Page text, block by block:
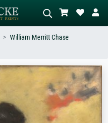
Décrivez la scène – ex. prairie verte,
abstrait avec beaucoup de rouge,
tableau sombre, nu debout près d'un
William Merritt Chase